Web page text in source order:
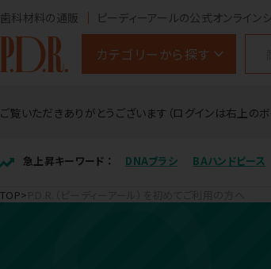
歯科材料の通販 ピーディーアールの公式オンライン
カテゴリーから探す
ご覧いただきありがとうございます（ログインは右上のボ
急上昇キーワード ： DNAブラシ BAハンドピース
TOP